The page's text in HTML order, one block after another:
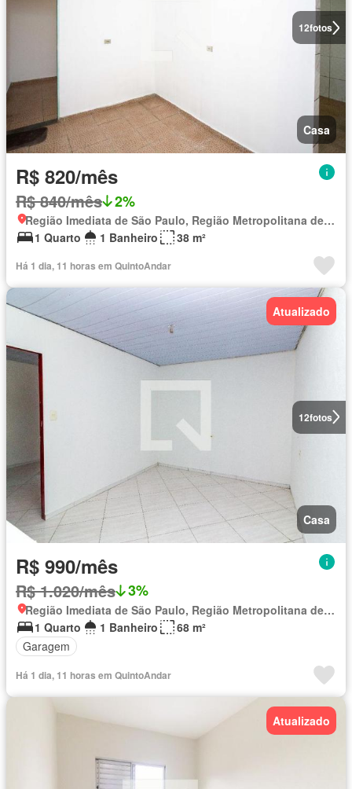
12fotos
Casa
R$ 820/mês
R$ 840/mês 2%
Região Imediata de São Paulo, Região Metropolitana de São Paulo
1 Quarto
1 Banheiro 38 m²
Há 1 dia, 11 horas em QuintoAndar
12fotos
Atualizado
Casa
R$ 990/mês
R$ 1.020/mês 3%
Região Imediata de São Paulo, Região Metropolitana de São Paulo
1 Quarto
1 Banheiro
68 m²
Garagem
Há 1 dia, 11 horas em QuintoAndar
Atualizado